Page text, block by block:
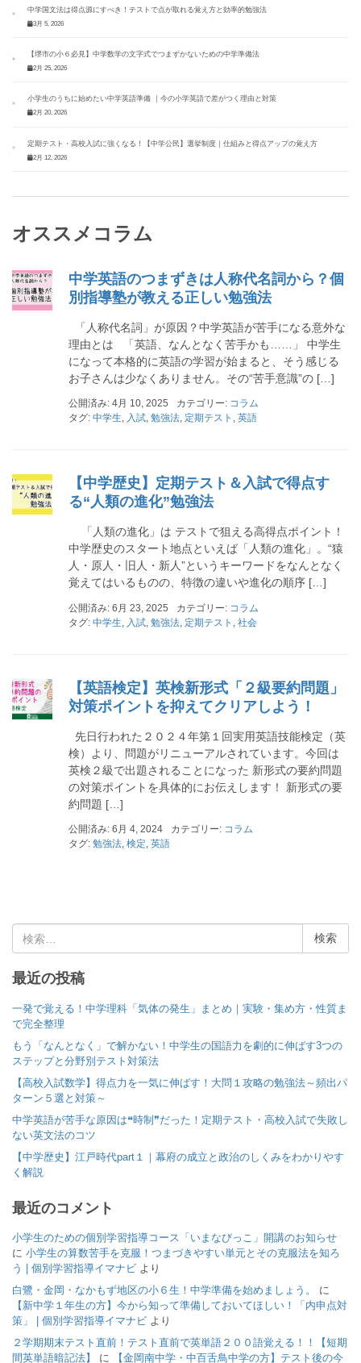
中学国文法は得点源にすべき！テストで点が取れる覚え方と効率的勉強法
3月 5, 2026
【堺市の小６必見】中学数学の文字式でつまずかないための中学準備法
2月 25, 2026
小学生のうちに始めたい中学英語準備 ｜今の小学英語で差がつく理由と対策
2月 20, 2026
定期テスト・高校入試に強くなる！【中学公民】選挙制度｜仕組みと得点アップの覚え方
2月 12, 2026
オススメコラム
中学英語のつまずきは人称代名詞から？個
別指導塾が教える正しい勉強法
「人称代名詞」が原因？中学英語が苦手になる意外な
理由とは 「英語、なんとなく苦手かも……」 中学生
になって本格的に英語の学習が始まると、そう感じる
お子さんは少なくありません。その“苦手意識”の […]
公開済み: 4月 10, 2025 カテゴリー: コラム
タグ: 中学生, 入試, 勉強法, 定期テスト , 英語
【中学歴史】定期テスト＆入試で得点す
る“人類の進化”勉強法
「人類の進化」は テストで狙える高得点ポイント！
中学歴史のスタート地点といえば「人類の進化」。“猿
人・原人・旧人・新人”というキーワードをなんとなく
覚えてはいるものの、特徴の違いや進化の順序 […]
公開済み: 6月 23, 2025 カテゴリー: コラム
タグ: 中学生, 入試, 勉強法, 定期テスト , 社会
【英語検定】英検新形式「２級要約問題」
対策ポイントを抑えてクリアしよう！
先日行われた２０２４年第１回実用英語技能検定（英
検）より、問題がリニューアルされています。今回は
英検２級で出題されることになった 新形式の要約問題
の対策ポイントを具体的にお伝えします！ 新形式の要
約問題 […]
公開済み: 6月 4, 2024 カテゴリー: コラム
タグ: 勉強法, 検定, 英語
最近の投稿
一発で覚える！中学理科「気体の発生」まとめ｜実験・集め方・性質ま
で完全整理
もう「なんとなく」で解かない！中学生の国語力を劇的に伸ばす3つの
ステップと分野別テスト対策法
【高校入試数学】得点力を一気に伸ばす！大問１攻略の勉強法～頻出パ
ターン５選と対策～
中学英語が苦手な原因は❝時制❞だった！定期テスト・高校入試で失敗し
ない英文法のコツ
【中学歴史】江戸時代part１｜幕府の成立と政治のしくみをわかりやす
く解説
最近のコメント
小学生のための個別学習指導コース「いまなびっこ」開講のお知らせ
に 小学生の算数苦手を克服！つまづきやすい単元とその克服法を知ろ
う | 個別学習指導イマナビ より
白鷺・金岡・なかもず地区の小６生！中学準備を始めましょう。
に
【新中学１年生の方】今から知って準備しておいてほしい！「内申点対
策」 | 個別学習指導イマナビ より
２学期期末テスト直前！テスト直前で英単語２００語覚える！！【短期
間英単語暗記法】
に
【金岡南中学・中百舌鳥中学の方】テスト後の今